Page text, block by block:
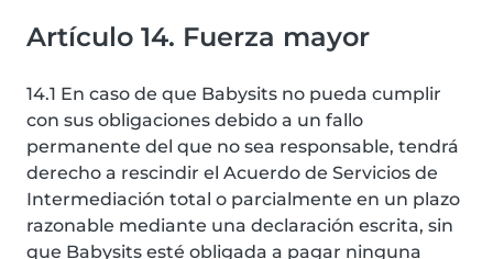
Artículo 14. Fuerza mayor
14.1 En caso de que Babysits no pueda cumplir
con sus obligaciones debido a un fallo
permanente del que no sea responsable, tendrá
derecho a rescindir el Acuerdo de Servicios de
Intermediación total o parcialmente en un plazo
razonable mediante una declaración escrita, sin
que Babysits esté obligada a pagar ninguna